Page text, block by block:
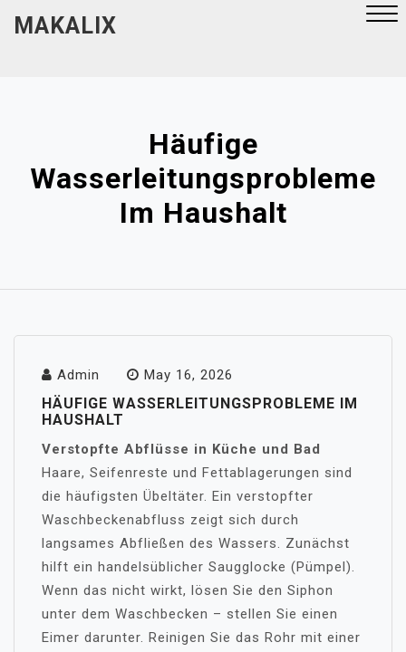
MAKALIX
Häufige
Wasserleitungsprobleme
Im Haushalt
Admin May 16, 2026
HÄUFIGE WASSERLEITUNGSPROBLEME IM
HAUSHALT
Verstopfte Abflüsse in Küche und Bad
Haare, Seifenreste und Fettablagerungen sind
die häufigsten Übeltäter. Ein verstopfter
Waschbeckenabfluss zeigt sich durch
langsames Abfließen des Wassers. Zunächst
hilft ein handelsüblicher Saugglocke (Pümpel).
Wenn das nicht wirkt, lösen Sie den Siphon
unter dem Waschbecken – stellen Sie einen
Eimer darunter. Reinigen Sie das Rohr mit einer